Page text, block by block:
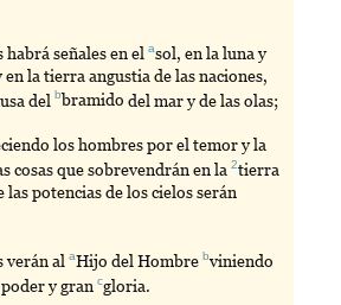
habrá señales en elasol, en la luna y
en la tierra angustia de las naciones,
delbbramido del mar y de las olas;
los hombres por el temor y la
cosas que sobrevendrán en la2tierra
potencias de los cielos serán
verán alaHijo del Hombrebviniendo
poder y grancgloria.